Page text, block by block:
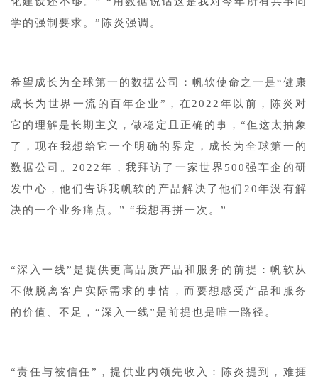
学的强制要求。”陈炎强调。
希望成长为全球第一的数据公司：帆软使命之一是“健康
成长为世界一流的百年企业”，在2022年以前，陈炎对
它的理解是长期主义，做稳定且正确的事，“但这太抽象
了，现在我想给它一个明确的界定，成长为全球第一的
数据公司。2022年，我拜访了一家世界500强车企的研
发中心，他们告诉我帆软的产品解决了他们20年没有解
决的一个业务痛点。” “我想再拼一次。”
“深入一线”是提供更高品质产品和服务的前提：帆软从
不做脱离客户实际需求的事情，而要想感受产品和服务
的价值、不足，“深入一线”是前提也是唯一路径。
“责任与被信任”，提供业内领先收入：陈炎提到，难捱